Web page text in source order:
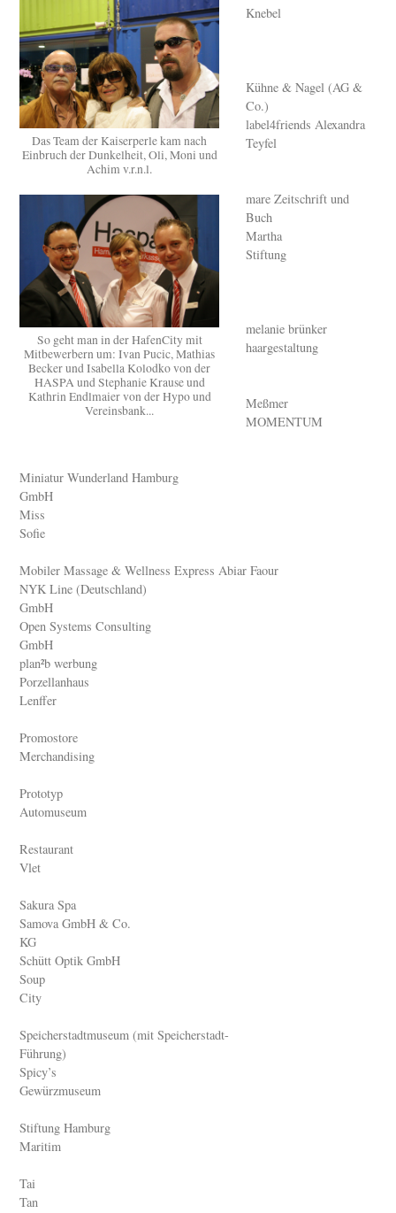
Das Team der Kaiserperle kam nach
Einbruch der Dunkelheit, Oli, Moni und
Achim v.r.n.l.
So geht man in der HafenCity mit
Mitbewerbern um: Ivan Pucic, Mathias
Becker und Isabella Kolodko von der
HASPA und Stephanie Krause und
Kathrin Endlmaier von der Hypo und
Vereinsbank...
Knebel
Kühne & Nagel (AG &
Co.)
label4friends Alexandra
Teyfel
mare Zeitschrift und
Buch
Martha
Stiftung
melanie brünker
haargestaltung
Meßmer
MOMENTUM
Miniatur Wunderland Hamburg
GmbH
Miss
Sofie
Mobiler Massage & Wellness Express Abiar Faour
NYK Line (Deutschland)
GmbH
Open Systems Consulting
GmbH
plan²b werbung
Porzellanhaus
Lenffer
Promostore
Merchandising
Prototyp
Automuseum
Restaurant
Vlet
Sakura Spa
Samova GmbH & Co.
KG
Schütt Optik GmbH
Soup
City
Speicherstadtmuseum (mit Speicherstadt-
Führung)
Spicy’s
Gewürzmuseum
Stiftung Hamburg
Maritim
Tai
Tan